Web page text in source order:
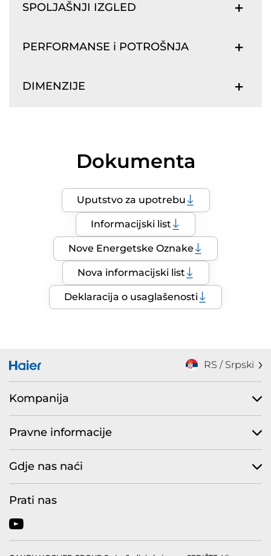
SPOLJAŠNJI IZGLED
PERFORMANSE i POTROŠNJA
DIMENZIJE
Dokumenta
Uputstvo za upotrebu
Informacijski list
Nove Energetske Oznake
Nova informacijski list
Deklaracija o usaglašenosti
RS / Srpski
Kompanija
Pravne informacije
Gdje nas naći
Prati nas